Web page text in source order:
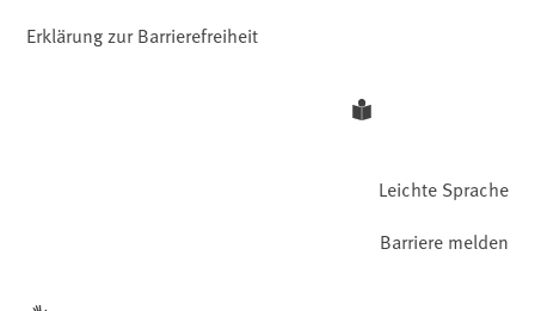
Erklärung zur Barrierefreiheit
Leichte Sprache
Barriere melden